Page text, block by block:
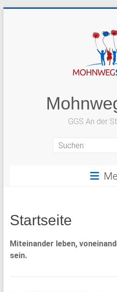
GGS An der
Startseite
Miteinander leben,
sein.